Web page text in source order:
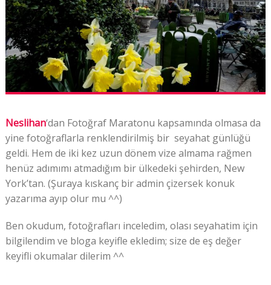
Neslihan‘dan Fotoğraf Maratonu kapsamında olmasa da
yine fotoğraflarla renklendirilmiş bir seyahat günlüğü
geldi. Hem de iki kez uzun dönem vize almama rağmen
henüz adımımı atmadığım bir ülkedeki şehirden, New
York’tan. (Şuraya kıskanç bir admin çizersek konuk
yazarıma ayıp olur mu ^^)
Ben okudum, fotoğrafları inceledim, olası seyahatim için
bilgilendim ve bloga keyifle ekledim; size de eş değer
keyifli okumalar dilerim ^^